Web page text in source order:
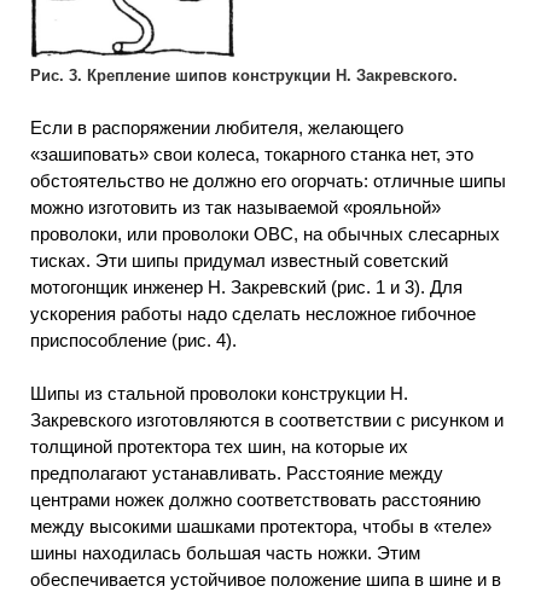
Рис. 3. Крепление шипов конструкции Н. Закревского.
Если в распоряжении любителя, желающего
«зашиповать» свои колеса, токарного станка нет, это
обстоятельство не должно его огорчать: отличные шипы
можно изготовить из так называемой «рояльной»
проволоки, или проволоки ОВС, на обычных слесарных
тисках. Эти шипы придумал известный советский
мотогонщик инженер Н. Закревский (рис. 1 и 3). Для
ускорения работы надо сделать несложное гибочное
приспособление (рис. 4).
Шипы из стальной проволоки конструкции Н.
Закревского изготовляются в соответствии с рисунком и
толщиной протектора тех шин, на которые их
предполагают устанавливать. Расстояние между
центрами ножек должно соответствовать расстоянию
между высокими шашками протектора, чтобы в «теле»
шины находилась большая часть ножки. Этим
обеспечивается устойчивое положение шипа в шине и в